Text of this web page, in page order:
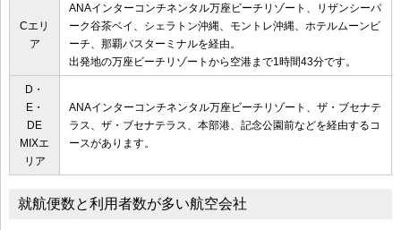
Cエリ
ア
ANAインターコンチネンタル万座ビーチリゾート、リザンシーパ
ーク谷茶ベイ、シェラトン沖縄、モントレ沖縄、ホテルムーンビ
ーチ、那覇バスターミナルを経由。
出発地の万座ビーチリゾートから空港まで1時間43分です。
D・
E・
DE
MIXエ
リア
ANAインターコンチネンタル万座ビーチリゾート、ザ・ブセナテ
ラス、ザ・ブセナテラス、本部港、記念公園前などを経由するコ
ースがあります。
就航便数と利用者数が多い航空会社